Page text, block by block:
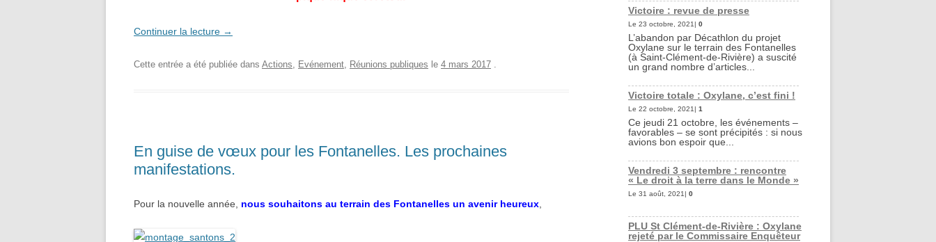
Continuer la lecture →
Cette entrée a été publiée dans Actions, Evénement, Réunions publiques le 4 mars 2017 .
En guise de vœux pour les Fontanelles. Les prochaines
manifestations.
Pour la nouvelle année, nous souhaitons au terrain des Fontanelles un avenir heureux
Victoire : revue de presse
Le 23 octobre, 2021| 0
L’abandon par Décathlon du projet
Oxylane sur le terrain des Fontanelles
(à Saint-Clément-de-Rivière) a suscité
un grand nombre d’articles...
Victoire totale : Oxylane, c’est fini !
Le 22 octobre, 2021| 1
Ce jeudi 21 octobre, les événements –
favorables – se sont précipités : si nous
avions bon espoir que...
Vendredi 3 septembre : rencontre
« Le droit à la terre dans le Monde »
Le 31 août, 2021| 0
PLU St Clément-de-Rivière : Oxylane
rejeté par le Commissaire Enquêteur